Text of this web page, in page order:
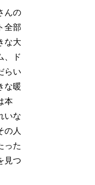
んの
全部
な大
、ド
らい
な暖
本
いな
の人
った
見つ